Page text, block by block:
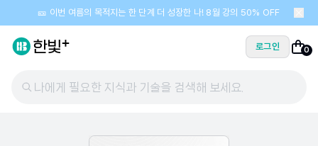
🎫 이번 여름의 목적지는 한 단계 더 성장한 나! 8월 강의 50% OFF
로그인 0
나에게 필요한 지식과 기술을 검색해 보세요.